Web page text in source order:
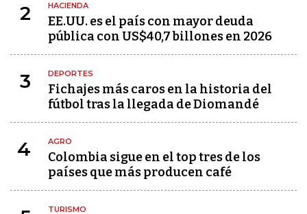
2 HACIENDA
EE.UU. es el país con mayor deuda
pública con US$40,7 billones en 2026
3 DEPORTES
Fichajes más caros en la historia del
fútbol tras la llegada de Diomandé
4 AGRO
Colombia sigue en el top tres de los
países que más producen café
TURISMO